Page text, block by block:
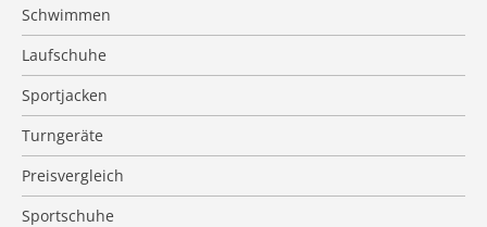
Schwimmen
Laufschuhe
Sportjacken
Turngeräte
Preisvergleich
Sportschuhe